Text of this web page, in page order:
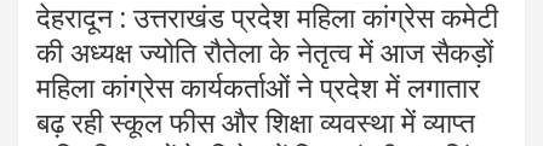
देहरादून : उत्तराखंड प्रदेश महिला कांग्रेस कमेटी
की अध्यक्ष ज्योति रौतेला के नेतृत्व में आज सैकड़ों
महिला कांग्रेस कार्यकर्ताओं ने प्रदेश में लगातार
बढ़ रही स्कूल फीस और शिक्षा व्यवस्था में व्याप्त